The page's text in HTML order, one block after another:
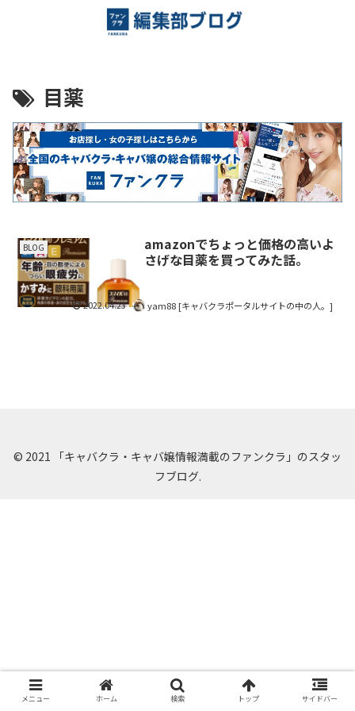
目薬
BLOG
amazonでちょっと価格の高いよ
さげな目薬を買ってみた話。
2022.04.23 yam88 [キャバクラポータルサイトの中の人。]
© 2021 「キャバクラ・キャバ嬢情報満載のファンクラ」のスタッ
フブログ.
メニュー ホーム 検索 トップ サイドバー